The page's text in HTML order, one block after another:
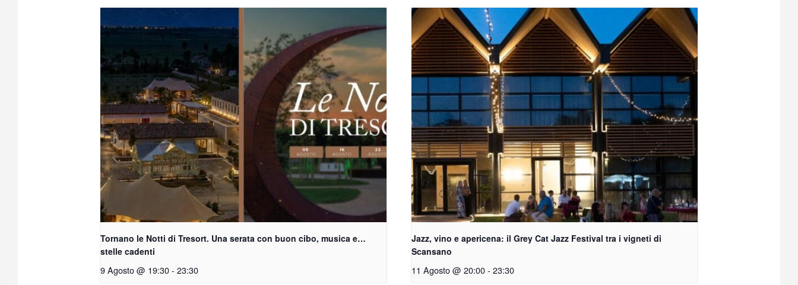
Tornano le Notti di Tresort. Una serata con buon cibo, musica e…
stelle cadenti
9 Agosto @ 19:30- 23:30
Jazz, vino e apericena: il Grey Cat Jazz Festival tra i vigneti di
Scansano
11 Agosto @ 20:00- 23:30